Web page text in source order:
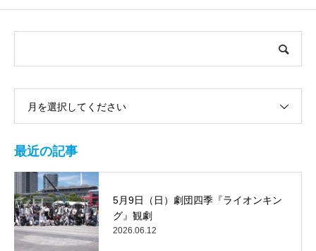
月を選択してください
最近の記事
5月9日（日）劇団四季『ライオンキン
グ』観劇
2026.06.12